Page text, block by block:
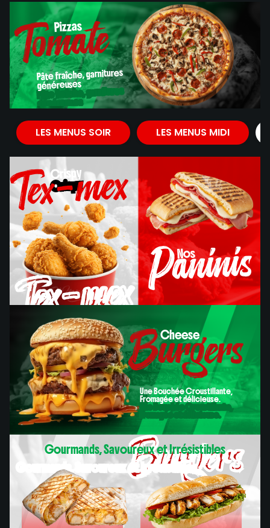
Pizzas
Pizzas
Tomate
Tomate
Pâte fraîche, garnitures
généreuses
Pâte fraîche, garnitures
généreuses
LES MENUS SOIR LES MENUS MIDI
Crispy
Crispy
Tex-mex
Tex-mex
Nos
Nos
Paninis
Paninis
Cheese
Cheese
Burgers
Burgers
Une Bouchée Croustillante,
Fromagée et délicieuse.
Une Bouchée Croustillante,
Fromagée et délicieuse.
Gourmands, Savoureux et Irrésistibles
Gourmands, Savoureux et Irrésistibles